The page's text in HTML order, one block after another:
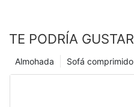
TE PODRÍA GUSTAR
Sofá comprimido
Almohada